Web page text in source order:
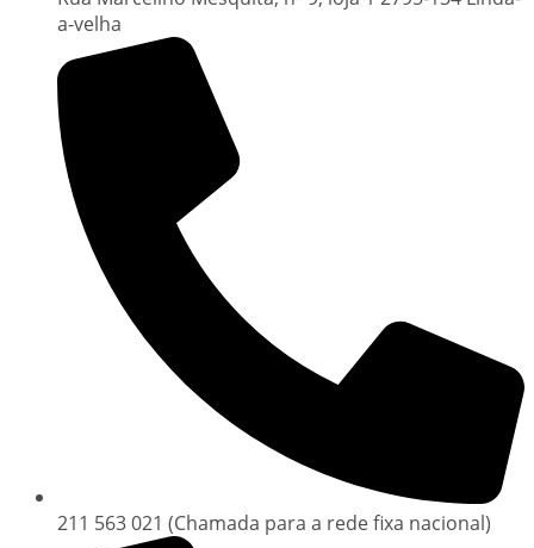
a-velha
211 563 021 (Chamada para a rede fixa nacional)